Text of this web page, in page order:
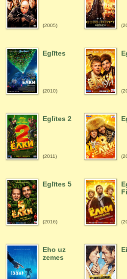
(2005)
Eglītes
(2010)
Eglītes 2
(2011)
Eglītes 5
(2016)
Eho uz
zemes